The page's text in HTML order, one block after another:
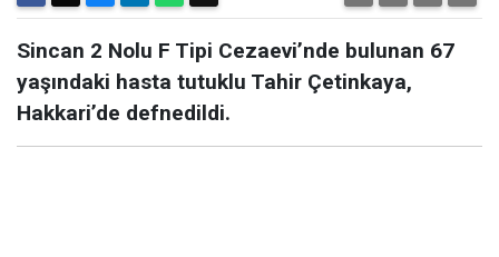
Sincan 2 Nolu F Tipi Cezaevi’nde bulunan 67
yaşındaki hasta tutuklu Tahir Çetinkaya,
Hakkari’de defnedildi.